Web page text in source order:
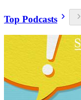
Top Podcasts